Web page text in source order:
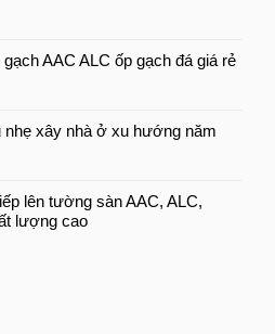
AAC ALC ốp gạch đá giá rẻ
nhẹ xây nhà ở xu hướng năm
lên tường sàn AAC, ALC,
lượng cao